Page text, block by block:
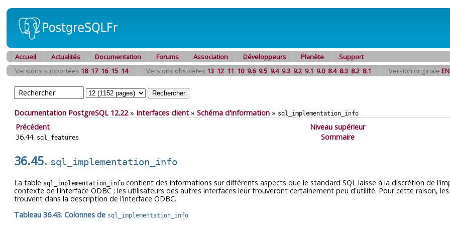
Accueil Actualités Documentation Forums Association Développeurs Planète
Support
Versions supportées 18 17 16 15 14 Versions obsolètes 13 12 11 10 9.6 9.5 9.4 9.3 9.2 9.1 9.0 8.4 8.3 8.2 8.1 Version originale EN
Documentation PostgreSQL 12.22» Interfaces client » Schéma d'information » sql_implementation_info
Précédent
Niveau supérieur
36.44. sql_features Sommaire
36.45. sql_implementation_info
La table sql_inplementation_info contient des informations sur différents aspects que le standard SQL laisse à la discrétion de
contexte de l'interface ODBC ; les utilisateurs des autres interfaces leur trouveront certainement peu d'utilité. Pour cette raison,
trouvent dans la description de l'interface ODBC.
Tableau 36.43. Colonnes de sql_implementation_info